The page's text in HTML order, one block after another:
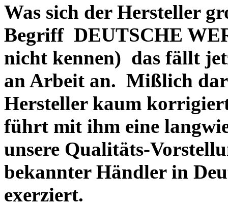
Was sich der Hersteller
Begriff DEUTSCHE
nicht kennen) das fällt
an Arbeit an. Mißlich
Hersteller kaum
führt mit ihm eine
unsere Qualitäts-
bekannter Händler in
exerziert.